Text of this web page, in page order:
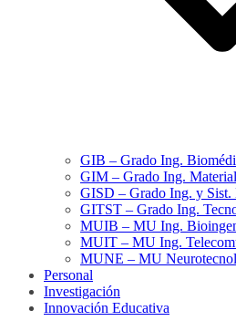
GIB – Grado Ing.
GIM – Grado Ing.
GISD – Grado Ing. y Sist.
GITST – Grado Ing.
MUIB – MU Ing.
MUIT – MU Ing.
MUNE – MU
Personal
Investigación
Innovación Educativa